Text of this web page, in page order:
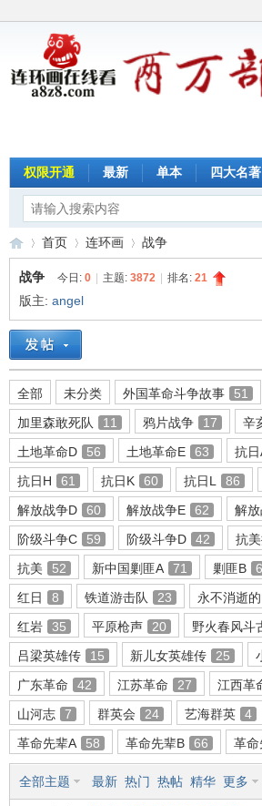
权限开通 最新 单本 四大名著
连
环
画
»
首页
›
连环画
›
战争
战争 今日: 0 主题: 3872 排名: 21
版主: angel
全部 未分类 外国革命斗争故事 51
加里森敢死队
11 鸦片战争 17 辛
土地革命D
56 土地革命E 63 抗
抗日H
61 抗日K 60 抗日L 86
解放战争D
60 解放战争E 62 解
阶级斗争C
59 阶级斗争D 42 抗
抗美
52 新中国剿匪A 71 剿匪B
红日
8 铁道游击队 23 永不消逝
红岩
35 平原枪声 20 野火春风斗
吕梁英雄传
15 新儿女英雄传 25
广东革命
42 江苏革命 27 江西革
山河志
7 群英会 24 艺海群英 4
革命先辈A
58 革命先辈B 66 革命
全部主题 最新 热门 热帖 精华 更多